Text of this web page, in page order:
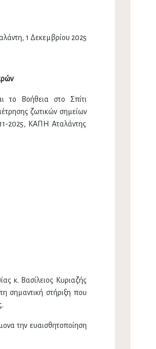
1 Δεκεμβρίου 2025
το Βοήθεια στο Σπίτι
ζωτικών σημείων
2025, ΚΑΠΗ Αταλάντης
κ. Βασίλειος Κυριαζής
σημαντική στήριξη που
την ευαισθητοποίηση